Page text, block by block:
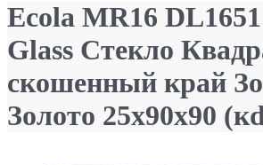
Ecola MR16
Glass Стекло
скошенный край
Золото 25x90x90